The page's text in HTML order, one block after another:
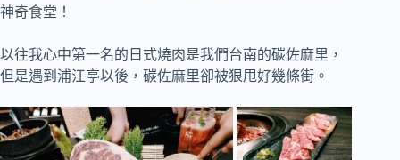
神奇食堂！
以往我心中第一名的日式燒肉是我們台南的碳佐麻里，
但是遇到浦江亭以後，碳佐麻里卻被狠甩好幾條街。